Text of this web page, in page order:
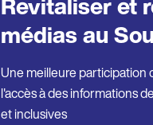
médias au
Une meilleure participation
l'accès à des informations
et inclusives